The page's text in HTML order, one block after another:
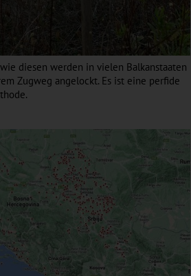
diesen werden in vielen Balkanstaaten
Zugweg angelockt. Es ist eine perfide